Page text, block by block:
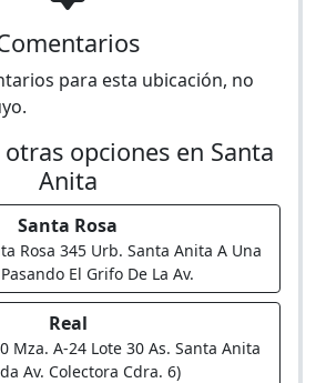
para esta ubicación, no
otras opciones en Santa
Anita
Santa Rosa
Rosa 345 Urb. Santa Anita A Una
El Grifo De La Av.
Real
Mza. A-24 Lote 30 As. Santa Anita
Av. Colectora Cdra. 6)